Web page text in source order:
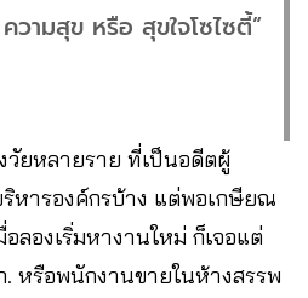
ความสุข หรือ สุขใจโซไซตี้”
วัยหลายราย ที่เป็นอดีตผู้
หารองค์กรบ้าง แต่พอเกษียณ
ลองเริ่มหางานใหม่ ก็เจอแต่
หรือพนักงานขายในห้างสรรพ